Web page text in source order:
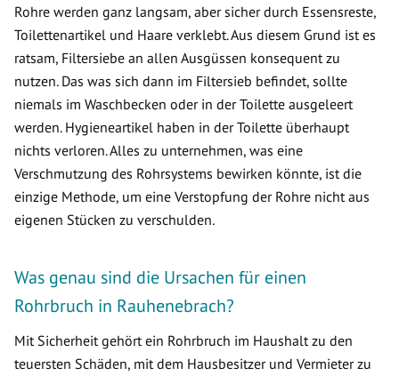
Rohre werden ganz langsam, aber sicher durch Essensreste,
Toilettenartikel und Haare verklebt. Aus diesem Grund ist es
ratsam, Filtersiebe an allen Ausgüssen konsequent zu
nutzen. Das was sich dann im Filtersieb befindet, sollte
niemals im Waschbecken oder in der Toilette ausgeleert
werden. Hygieneartikel haben in der Toilette überhaupt
nichts verloren. Alles zu unternehmen, was eine
Verschmutzung des Rohrsystems bewirken könnte, ist die
einzige Methode, um eine Verstopfung der Rohre nicht aus
eigenen Stücken zu verschulden.
Was genau sind die Ursachen für einen
Rohrbruch in Rauhenebrach?
Mit Sicherheit gehört ein Rohrbruch im Haushalt zu den
teuersten Schäden, mit dem Hausbesitzer und Vermieter zu